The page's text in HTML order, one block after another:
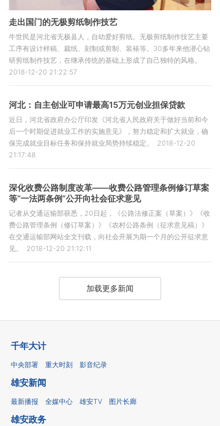
走出国门的无极剪纸制作技艺
牛世民是河北省无极县人，自幼爱好剪纸。无极剪纸制作技艺主要
工序有设计样稿、裁纸、刻制或剪制、装裱等。30多年来他潜心钻
研剪纸制作技艺，在继承传统的基础上形成了自己独特的风格。
2018-12-20 21:22:57
河北：自主创业可申请最高15万元创业担保贷款
近日，河北省政府办公厅印发《河北省人民政府关于做好当前和今
后一个时期促进就业工作的实施意见》，努力稳定和扩大就业，确
保完成就业目标任务和保持就业局势持续稳定。
2018-12-20
21:17:48
深化收费公路制度改革——收费公路管理条例修订草案
等“一法两条例”公开向社会征求意见
记者从交通运输部获悉，20日起，《公路法修正案（草案）》《收
费公路管理条例（修订草案）》《农村公路条例（征求意见稿）》
在交通运输部网站全文刊载，向社会开展为期一个月的公开征求意
见。
2018-12-20 21:12:11
加载更多新闻
千年大计
中央部署 重大时刻 影音纪录
雄安新闻
最新播报 全媒中心 雄安TV 图片长廊
雄安政务